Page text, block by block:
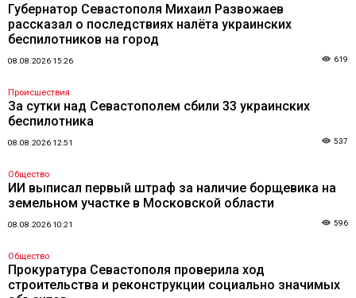
Губернатор Севастополя Михаил Развожаев
рассказал о последствиях налёта украинских
беспилотников на город
08.08.2026 15:26 619
Происшествия
За сутки над Севастополем сбили 33 украинских
беспилотника
08.08.2026 12:51 537
Общество
ИИ выписал первый штраф за наличие борщевика на
земельном участке в Московской области
08.08.2026 10:21 596
Общество
Прокуратура Севастополя проверила ход
строительства и реконструкции социально значимых